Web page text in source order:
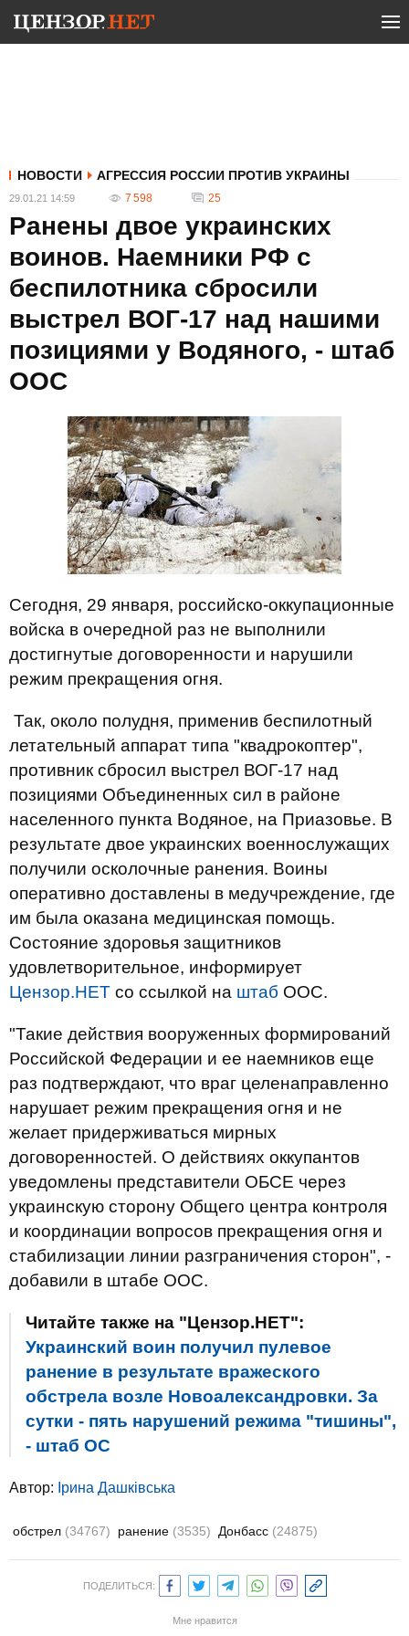
НОВОСТИ АГРЕССИЯ РОССИИ ПРОТИВ УКРАИНЫ
29.01.21 14:59 7 598 25
Ранены двое украинских
воинов. Наемники РФ с
беспилотника сбросили
выстрел ВОГ-17 над нашими
позициями у Водяного, - штаб
ООС
Сегодня, 29 января, российско-оккупационные
войска в очередной раз не выполнили
достигнутые договоренности и нарушили
режим прекращения огня.
Так, около полудня, применив беспилотный
летательный аппарат типа "квадрокоптер",
противник сбросил выстрел ВОГ-17 над
позициями Объединенных сил в районе
населенного пункта Водяное, на Приазовье. В
результате двое украинских военнослужащих
получили осколочные ранения. Воины
оперативно доставлены в медучреждение, где
им была оказана медицинская помощь.
Состояние здоровья защитников
удовлетворительное, информирует
Цензор.НЕТ со ссылкой на штаб ООС.
"Такие действия вооруженных формирований
Российской Федерации и ее наемников еще
раз подтверждают, что враг целенаправленно
нарушает режим прекращения огня и не
желает придерживаться мирных
договоренностей. О действиях оккупантов
уведомлены представители ОБСЕ через
украинскую сторону Общего центра контроля
и координации вопросов прекращения огня и
стабилизации линии разграничения сторон", -
добавили в штабе ООС.
Читайте также на "Цензор.НЕТ":
Украинский воин получил пулевое
ранение в результате вражеского
обстрела возле Новоалександровки. За
сутки - пять нарушений режима "тишины",
- штаб ОС
Автор: Ірина Дашківська
обстрел (34767) ранение (3535) Донбасс (24875)
ПОДЕЛИТЬСЯ:
Мне нравится